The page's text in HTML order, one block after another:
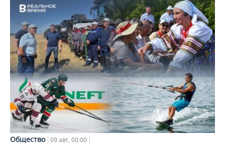
Общество 09 авг, 00:00